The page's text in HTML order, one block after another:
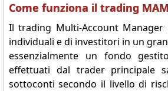
Come funziona il trading
Il trading Multi-Account
individuali e di investitori in un
essenzialmente un fondo
effettuati dal trader principale
sottoconti secondo il livello di